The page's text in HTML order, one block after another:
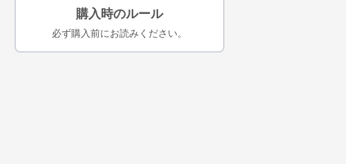
購入時のルール
必ず購入前にお読みください。